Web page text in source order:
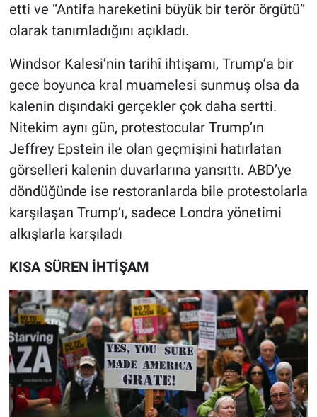
etti ve “Antifa hareketini büyük bir terör örgütü”
olarak tanımladığını açıkladı.
Windsor Kalesi’nin tarihî ihtişamı, Trump’a bir
gece boyunca kral muamelesi sunmuş olsa da
kalenin dışındaki gerçekler çok daha sertti.
Nitekim aynı gün, protestocular Trump’ın
Jeffrey Epstein ile olan geçmişini hatırlatan
görselleri kalenin duvarlarına yansıttı. ABD’ye
döndüğünde ise restoranlarda bile protestolarla
karşılaşan Trump’ı, sadece Londra yönetimi
alkışlarla karşıladı
KISA SÜREN İHTİŞAM